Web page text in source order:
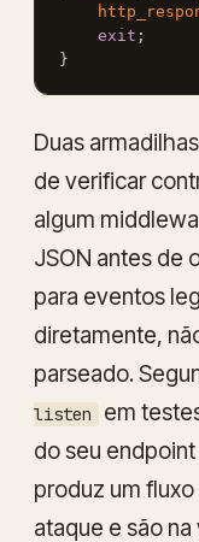
exit ;
}
Duas
de verificar
algum
JSON antes de
para eventos
diretamente,
parseado.
listen
em
do seu
produz um
ataque e são